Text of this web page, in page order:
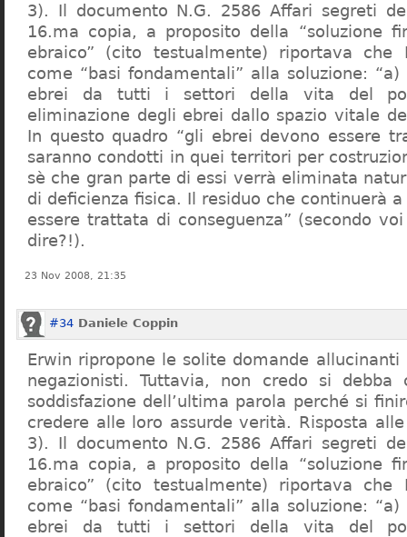
3). Il documento N.G. 2586 Affari segreti
16.ma copia, a proposito della “soluzione
ebraico” (cito testualmente) riportava che
come “basi fondamentali” alla soluzione:
ebrei da tutti i settori della vita del
eliminazione degli ebrei dallo spazio vitale
In questo quadro “gli ebrei devono essere
saranno condotti in quei territori per
sè che gran parte di essi verrà eliminata
di deficienza fisica. Il residuo che continuerà
essere trattata di conseguenza” (secondo
dire?!).
23 Nov 2008, 21:35
#34 Daniele Coppin
Erwin ripropone le solite domande
negazionisti. Tuttavia, non credo si debba
soddisfazione dell’ultima parola perché si
credere alle loro assurde verità. Risposta
3). Il documento N.G. 2586 Affari segreti
16.ma copia, a proposito della “soluzione
ebraico” (cito testualmente) riportava che
come “basi fondamentali” alla soluzione:
ebrei da tutti i settori della vita del